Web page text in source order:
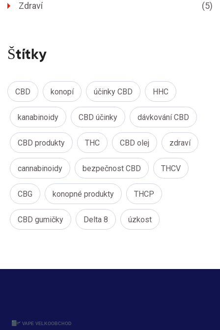
Zdraví (5)
Štítky
CBD konopí účinky CBD HHC
kanabinoidy CBD účinky dávkování CBD
CBD produkty THC CBD olej zdraví
cannabinoidy bezpečnost CBD THCV
CBG konopné produkty THCP
CBD gumičky Delta 8 úzkost